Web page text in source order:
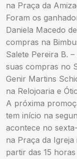
na Praça da
Foram os
Daniela Macedo
compras na
Salete Pereira B.
suas compras no
Genir Martins
na Relojoaria e
A próxima
tem início na
acontece no
na Praça da
partir das 15